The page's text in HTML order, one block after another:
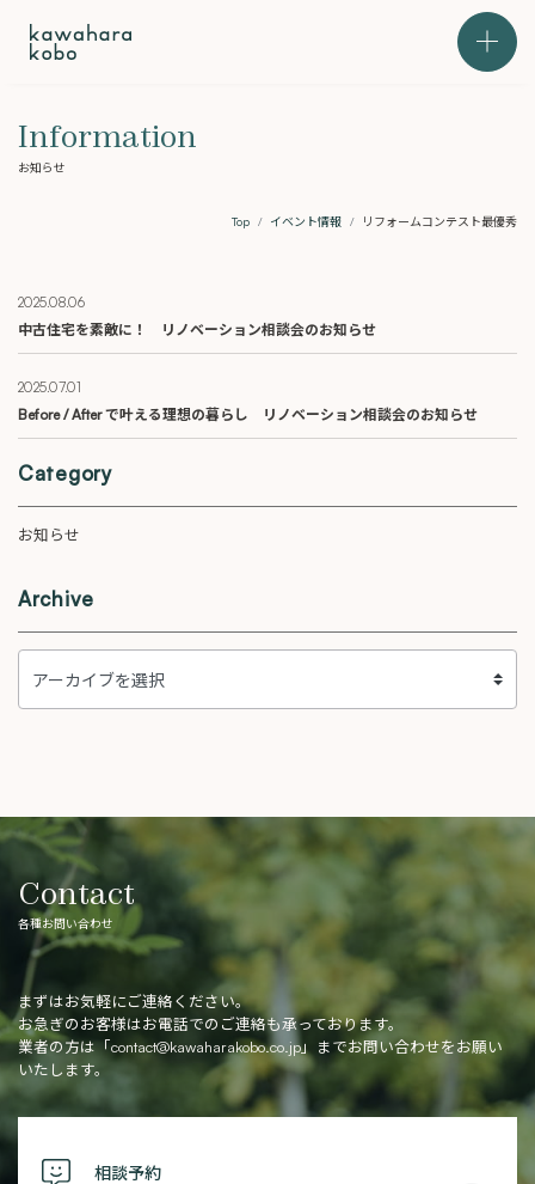
メニュ
Information
お知らせ
Top イベント情報 リフォームコンテスト最優秀
2025.08.06
中古住宅を素敵に！ リノベーション相談会のお知らせ
2025.07.01
Before / After で叶える理想の暮らし リノベーション相談会のお知らせ
Category
お知らせ
Archive
Contact
各種お問い合わせ
まずはお気軽にご連絡ください。
お急ぎのお客様はお電話でのご連絡も承っております。
業者の方は「contact@kawaharakobo.co.jp」までお問い合わせをお願い
いたします。
相談予約